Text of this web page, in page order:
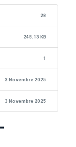
28
245.13 KB
1
3 Novembre 2025
3 Novembre 2025